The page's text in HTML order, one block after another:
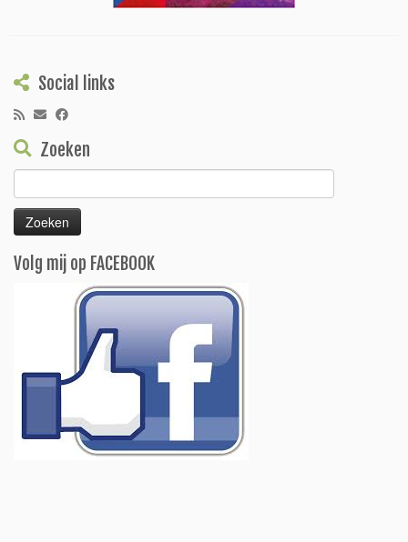
Social links
Zoeken
naar:
Volg mij op FACEBOOK